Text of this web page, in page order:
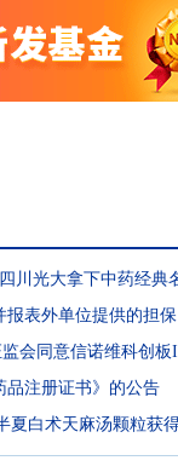
报表外单位提供的担保
品注册证书》的公告